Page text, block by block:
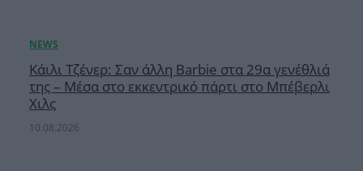
Κάιλι Τζένερ: Σαν άλλη Barbie στα 29α γενέθλιά
της – Μέσα στο εκκεντρικό πάρτι στο Μπέβερλι
Χιλς
10.08.2026